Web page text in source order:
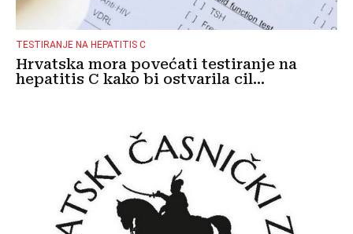
TESTIRANJE NA HEPATITIS C
Hrvatska mora povećati testiranje na
hepatitis C kako bi ostvarila cil...